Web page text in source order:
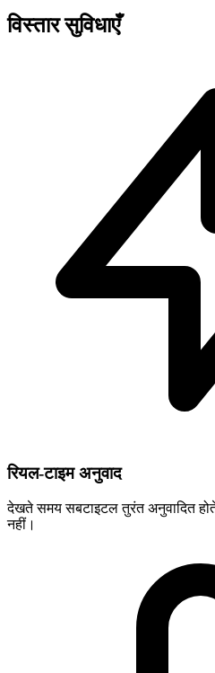
विस्तार सुविधाएँ
रियल-टाइम अनुवाद
देखते समय सबटाइटल तुरंत अनुवादित
नहीं।